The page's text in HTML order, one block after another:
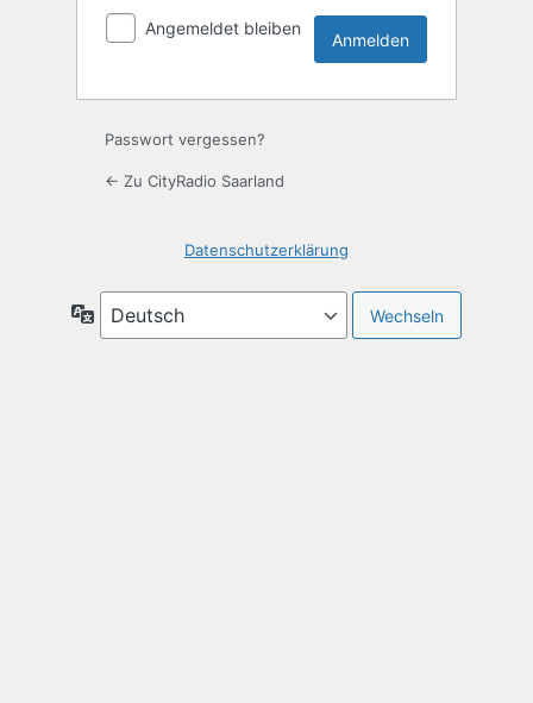
Angemeldet bleiben
Passwort vergessen?
← Zu CityRadio Saarland
Datenschutzerklärung
Sprache